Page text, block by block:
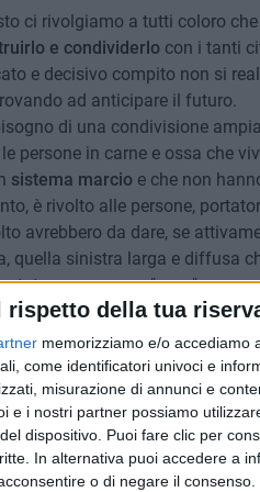
rispetto della tua
memorizziamo e/o accediamo
come identificatori univoci e
misurazione di annunci e
e i nostri partner possiamo
dispositivo. Puoi fare clic per
In alternativa puoi accedere a
o di negare il consenso.
ci rivolgiamo a tutti coloro
e condividerlocon i tanti
e decisivo compito non si
ad anticipare il futuro.
di una condivisione
persone in carne e ossa che
sistema marcio e che non
è rivolto alle persone,
avrebbero da dare, se
quella sinistra larga e diffusa
e senza una "casa"
che i temi sociali tornino ad
Ora è il momento di Unire le
una netta distanza con la
«A partire dal12
nostro programma, che sarà
Daniele de Gennaro.